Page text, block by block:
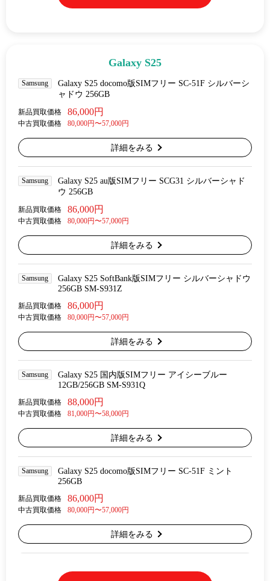
Galaxy S25
Samsung
Galaxy S25 docomo版SIMフリー SC-51F シルバーシ
ャドウ 256GB
新品買取価格 86,000円
中古買取価格 80,000円〜57,000円
詳細をみる
Samsung
Galaxy S25 au版SIMフリー SCG31 シルバーシャド
ウ 256GB
新品買取価格 86,000円
中古買取価格 80,000円〜57,000円
詳細をみる
Samsung
Galaxy S25 SoftBank版SIMフリー シルバーシャドウ
256GB SM-S931Z
新品買取価格 86,000円
中古買取価格 80,000円〜57,000円
詳細をみる
Samsung
Galaxy S25 国内版SIMフリー アイシーブルー
12GB/256GB SM-S931Q
新品買取価格 88,000円
中古買取価格 81,000円〜58,000円
詳細をみる
Samsung
Galaxy S25 docomo版SIMフリー SC-51F ミント
256GB
新品買取価格 86,000円
中古買取価格 80,000円〜57,000円
詳細をみる